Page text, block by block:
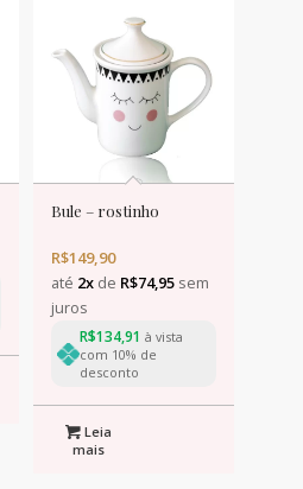
Bule – rostinho
R$149,90
até 2xde R$74,95sem
juros
R$134,91 à vista
com 10% de
desconto
Leia
mais